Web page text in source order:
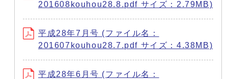
201608kouhou28.8.pdf サイズ：2.79MB)
平成28年7月号 (ファイル名：
201607kouhou28.7.pdf サイズ：4.38MB)
平成28年6月号 (ファイル名：